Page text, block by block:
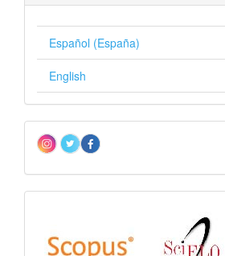
Español (España)
English
Redes
sociales